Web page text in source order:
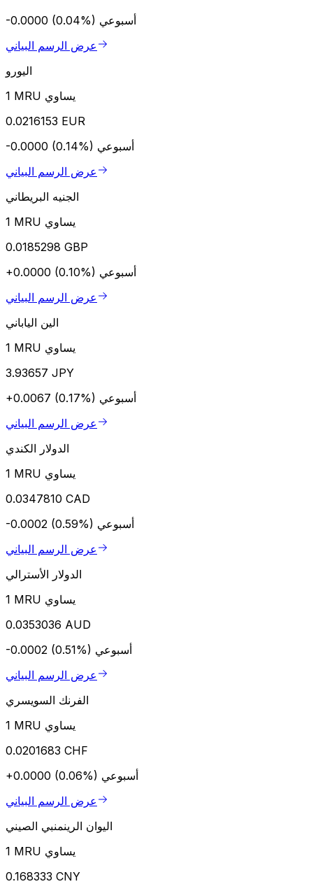
-0.0000 (0.04%) أسبوعي
عرض الرسم البياني
اليورو
1 MRU يساوي
0.0216153 EUR
-0.0000 (0.14%) أسبوعي
عرض الرسم البياني
الجنيه البريطاني
1 MRU يساوي
0.0185298 GBP
+0.0000 (0.10%) أسبوعي
عرض الرسم البياني
الين الياباني
1 MRU يساوي
3.93657 JPY
+0.0067 (0.17%) أسبوعي
عرض الرسم البياني
الدولار الكندي
1 MRU يساوي
0.0347810 CAD
-0.0002 (0.59%) أسبوعي
عرض الرسم البياني
الدولار الأسترالي
1 MRU يساوي
0.0353036 AUD
-0.0002 (0.51%) أسبوعي
عرض الرسم البياني
الفرنك السويسري
1 MRU يساوي
0.0201683 CHF
+0.0000 (0.06%) أسبوعي
عرض الرسم البياني
اليوان الرينمنبي الصيني
1 MRU يساوي
0.168333 CNY